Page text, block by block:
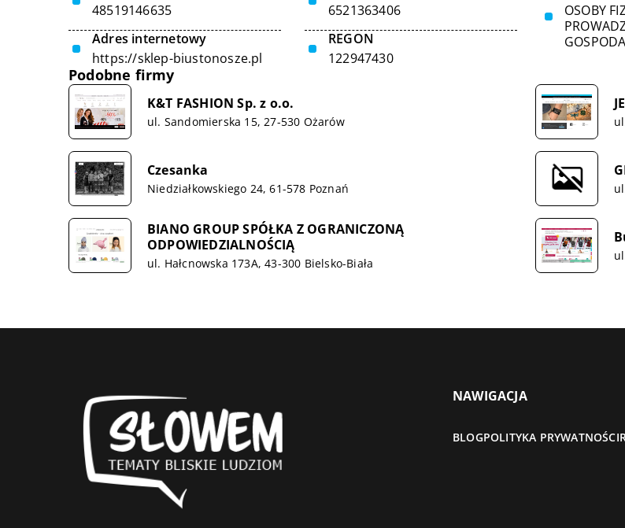
48519146635
Adres internetowy
https://sklep-biustonosze.pl
6521363406
REGON
122947430
OSOBY
Podobne firmy
K&T FASHION Sp. z o.o.
ul. Sandomierska 15, 27-530 Ożarów
Czesanka
Niedziałkowskiego 24, 61-578 Poznań
BIANO GROUP SPÓŁKA Z OGRANICZONĄ
ODPOWIEDZIALNOŚCIĄ
ul. Hałcnowska 173A, 43-300 Bielsko-Biała
NAWIGACJA
BLOGPOLITYKA PRYWATNOŚCI